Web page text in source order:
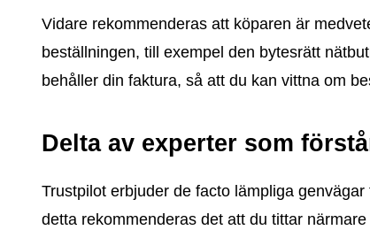
Vidare rekommenderas att köparen är
beställningen, till exempel den bytesrätt
behåller din faktura, så att du kan vittna om
Delta av experter som
Trustpilot erbjuder de facto lämpliga
detta rekommenderas det att du tittar